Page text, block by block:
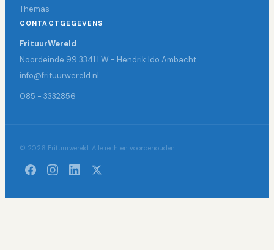
Themas
CONTACTGEGEVENS
FrituurWereld
Noordeinde 99 3341 LW - Hendrik Ido Ambacht
info@frituurwereld.nl
085 - 3332856
© 2026 Frituurwereld. Alle rechten voorbehouden.